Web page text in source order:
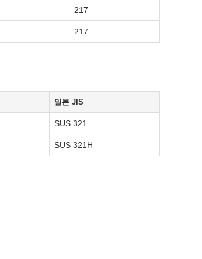
217
217
일본 JIS
SUS 321
SUS 321H